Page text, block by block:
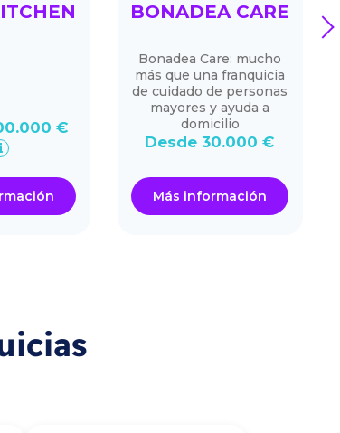
€
BONADEA CARE
Bonadea Care: mucho
más que una franquicia
de cuidado de personas
mayores y ayuda a
domicilio
Desde 30.000 €
Más información
next